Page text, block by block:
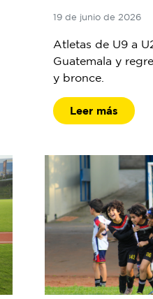
19 de junio de 2026
Atletas de U9 a
Guatemala y
y bronce.
Leer más